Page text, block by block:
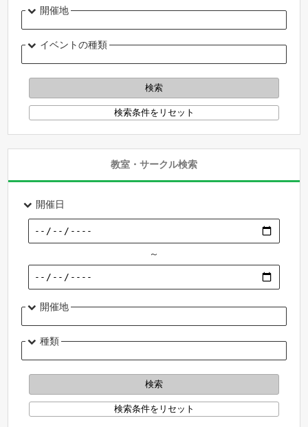
開催地
イベントの種類
教室・サークル検索
開催日
～
開催地
種類